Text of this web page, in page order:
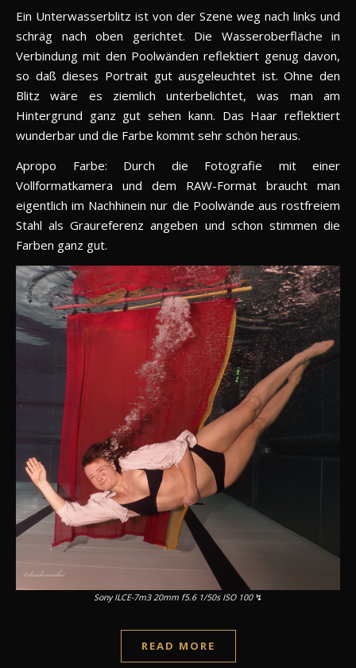
Ein Unterwasserblitz ist von der Szene weg nach links und
schräg nach oben gerichtet. Die Wasseroberfläche in
Verbindung mit den Poolwänden reflektiert genug davon,
so daß dieses Portrait gut ausgeleuchtet ist. Ohne den
Blitz wäre es ziemlich unterbelichtet, was man am
Hintergrund ganz gut sehen kann. Das Haar reflektiert
wunderbar und die Farbe kommt sehr schön heraus.
Apropo Farbe: Durch die Fotografie mit einer
Vollformatkamera und dem RAW-Format braucht man
eigentlich im Nachhinein nur die Poolwände aus rostfreiem
Stahl als Graureferenz angeben und schon stimmen die
Farben ganz gut.
Sony ILCE-7m3 20mm f5.6 1/50s ISO 100 ↯
READ MORE